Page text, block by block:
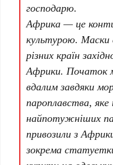
господарю.
Африка — це
культурою. Маски
різних країн
Африки. Початок
вдалим завдяки
пароплавства,
найпотужніших
привозили з
зокрема